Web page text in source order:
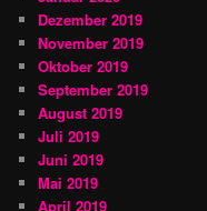
Dezember 2019
November 2019
Oktober 2019
September 2019
August 2019
Juli 2019
Juni 2019
Mai 2019
April 2019